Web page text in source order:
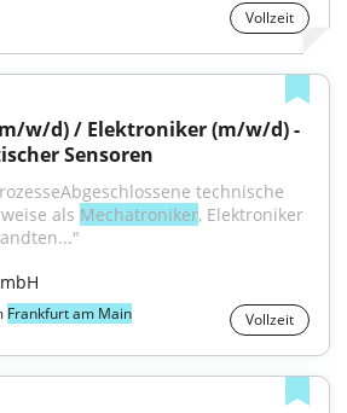
Vollzeit
w/d) / Elektroniker (m/w/d) -
Sensoren
technische
als Mechatroniker, Elektroniker
Frankfurt am Main Vollzeit